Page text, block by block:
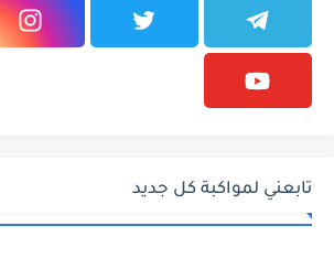
تابعني لمواكبة كل جديد